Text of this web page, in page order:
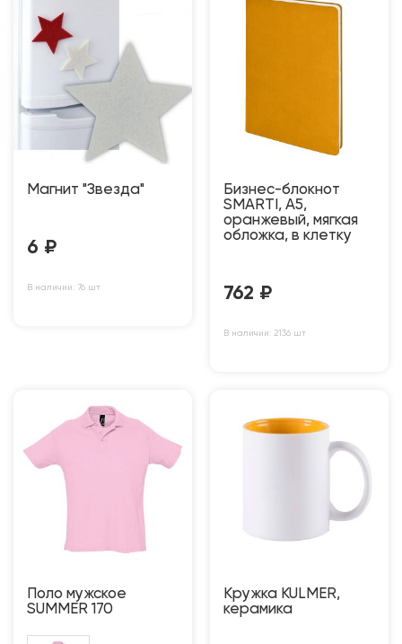
Магнит "Звезда"
6 ₽
В наличии: 76 шт
Бизнес-блокнот
SMARTI, A5,
оранжевый, мягкая
обложка, в клетку
762 ₽
В наличии: 2136 шт
Поло мужское
SUMMER 170
Кружка KULMER,
керамика